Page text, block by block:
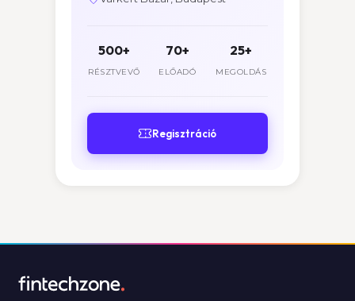
500+
RÉSZTVEVŐ
70+
ELŐADÓ
25+
MEGOLDÁS
Regisztráció